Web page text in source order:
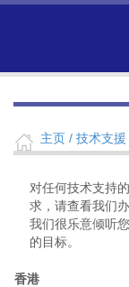
主页 / 技术支援
对任何技术支持
求，请查看我们
我们很乐意倾听
的目标。
香港